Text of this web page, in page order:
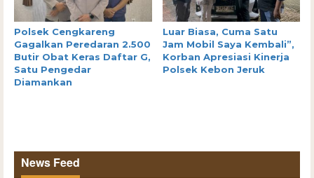
Polsek Cengkareng
Gagalkan Peredaran 2.500
Butir Obat Keras Daftar G,
Satu Pengedar
Diamankan
Luar Biasa, Cuma Satu
Jam Mobil Saya Kembali”,
Korban Apresiasi Kinerja
Polsek Kebon Jeruk
News Feed